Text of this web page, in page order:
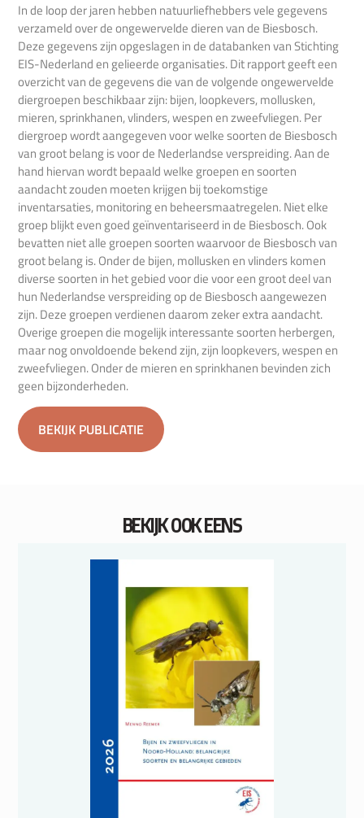
In de loop der jaren hebben natuurliefhebbers vele gegevens
verzameld over de ongewervelde dieren van de Biesbosch.
Deze gegevens zijn opgeslagen in de databanken van Stichting
EIS-Nederland en gelieerde organisaties. Dit rapport geeft een
overzicht van de gegevens die van de volgende ongewervelde
diergroepen beschikbaar zijn: bijen, loopkevers, mollusken,
mieren, sprinkhanen, vlinders, wespen en zweefvliegen. Per
diergroep wordt aangegeven voor welke soorten de Biesbosch
van groot belang is voor de Nederlandse verspreiding. Aan de
hand hiervan wordt bepaald welke groepen en soorten
aandacht zouden moeten krijgen bij toekomstige
inventarsaties, monitoring en beheersmaatregelen. Niet elke
groep blijkt even goed geïnventariseerd in de Biesbosch. Ook
bevatten niet alle groepen soorten waarvoor de Biesbosch van
groot belang is. Onder de bijen, mollusken en vlinders komen
diverse soorten in het gebied voor die voor een groot deel van
hun Nederlandse verspreiding op de Biesbosch aangewezen
zijn. Deze groepen verdienen daarom zeker extra aandacht.
Overige groepen die mogelijk interessante soorten herbergen,
maar nog onvoldoende bekend zijn, zijn loopkevers, wespen en
zweefvliegen. Onder de mieren en sprinkhanen bevinden zich
geen bijzonderheden.
BEKIJK PUBLICATIE
BEKIJK OOK EENS